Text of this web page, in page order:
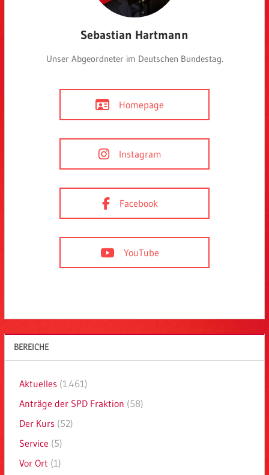
Sebastian Hartmann
Unser Abgeordneter im Deutschen Bundestag.
Homepage
Instagram
Facebook
YouTube
BEREICHE
Aktuelles(1.461)
Anträge der SPD Fraktion (58)
Der Kurs(52)
Service (5)
Vor Ort (1)